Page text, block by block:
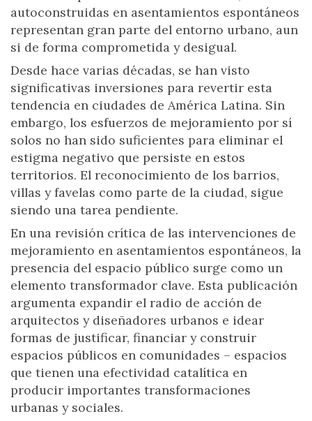
autoconstruidas en asentamientos espontáneos
representan gran parte del entorno urbano, aun
si de forma comprometida y desigual.
Desde hace varias décadas, se han visto
significativas inversiones para revertir esta
tendencia en ciudades de América Latina. Sin
embargo, los esfuerzos de mejoramiento por sí
solos no han sido suficientes para eliminar el
estigma negativo que persiste en estos
territorios. El reconocimiento de los barrios,
villas y favelas como parte de la ciudad, sigue
siendo una tarea pendiente.
En una revisión crítica de las intervenciones de
mejoramiento en asentamientos espontáneos, la
presencia del espacio público surge como un
elemento transformador clave. Esta publicación
argumenta expandir el radio de acción de
arquitectos y diseñadores urbanos e idear
formas de justificar, financiar y construir
espacios públicos en comunidades – espacios
que tienen una efectividad catalítica en
producir importantes transformaciones
urbanas y sociales.